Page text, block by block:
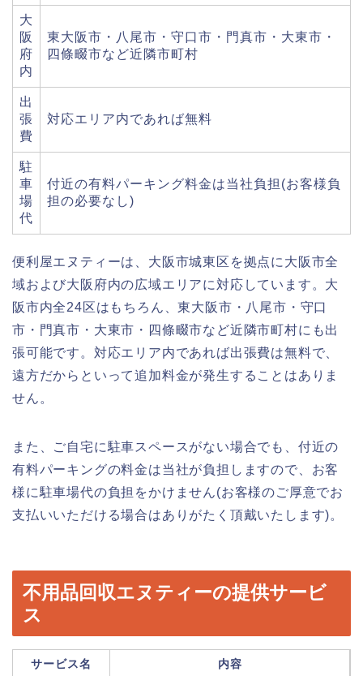
大
阪
府
内
東大阪市・八尾市・守口市・門真市・大東市・
四條畷市など近隣市町村
出
張
費
対応エリア内であれば無料
駐
車
場
代
付近の有料パーキング料金は当社負担(お客様負
担の必要なし)
便利屋エヌティーは、大阪市城東区を拠点に大阪市全
域および大阪府内の広域エリアに対応しています。大
阪市内全24区はもちろん、東大阪市・八尾市・守口
市・門真市・大東市・四條畷市など近隣市町村にも出
張可能です。対応エリア内であれば出張費は無料で、
遠方だからといって追加料金が発生することはありま
せん。
また、ご自宅に駐車スペースがない場合でも、付近の
有料パーキングの料金は当社が負担しますので、お客
様に駐車場代の負担をかけません(お客様のご厚意でお
支払いいただける場合はありがたく頂戴いたします)。
不用品回収エヌティーの提供サービ
ス
サービス名 内容